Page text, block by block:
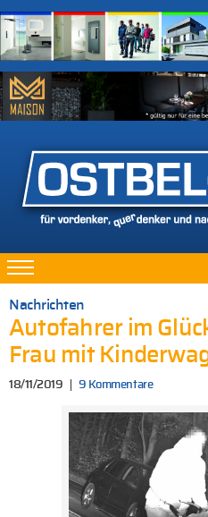
Nachrichten
Autofahrer im
Frau mit
18/11/2019 9 Kommentare